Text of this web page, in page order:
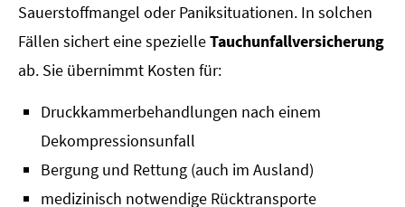
Sauerstoffmangel oder Paniksituationen. In solchen
Fällen sichert eine spezielleTauchunfallversicherung
ab. Sie übernimmt Kosten für:
Druckkammerbehandlungen nach einem
Dekompressionsunfall
Bergung und Rettung (auch im Ausland)
medizinisch notwendige Rücktransporte